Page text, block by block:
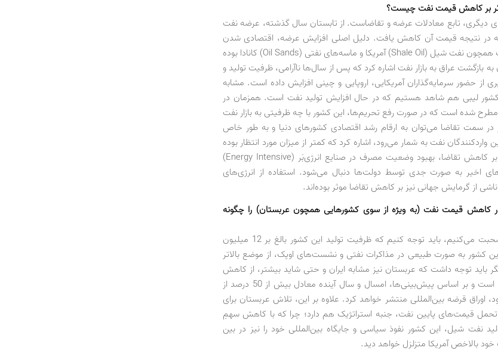
بر کاهش قیمت نفت چیست؟
دیگری، تابع معادلات عرضه و تقاضاست. از تابستان سال گذشته، عرضه نفت
در نتیجه قیمت آن کاهش یافت. دلیل اصلی افزایش عرضه، اقتصادی شدن
تولید از منابع غیرمتعارف همچون نفت شیل (Shale Oil) آمریکا و ماسه‌های نفتی (Oil Sands) کانادا بوده
بازگشت عراق به بازار نفت اشاره کرد که پس از سال‌ها ناآرامی، ظرفیت تولید و
از حضور سرمایه‌گذاران آمریکایی، اروپایی و چینی افزایش داده است. مشابه
کشور لیبی هم شاهد هستیم که در حال افزایش تولید نفت است. همزمان در
مطرح شده است که در صورت رفع تحریم‌ها، این کشور با چه ظرفیتی به بازار نفت
در سمت تقاضا می‌توان به ارقام رشد اقتصادی کشورهای دنیا و به طور خاص
واردکنندگان نفت به شمار می‌رود، اشاره کرد که کمتر از میزان مورد انتظار بوده
است. دیگر عامل موثر بر کاهش تقاضا، بهبود وضعیت مصرف در صنایع انرژی‌بَر (Energy Intensive)
اخیر به صورت جدی توسط دولت‌ها دنبال می‌شود. استفاده از انرژی‌های
از گرمایش جهانی نیز بر کاهش تقاضا موثر بوده‌اند.
قیمت نفت (به ویژه از سوی کشورهایی همچون عربستان) را چگونه
وقتی درباره عربستان صحبت می‌کنیم، باید توجه کنیم که ظرفیت تولید این کشور بالغ بر 12 میلیون
کشور به صورت طبیعی در مذاکرات نفتی و نشست‌های اوپک، از موضع بالاتر
باید توجه داشت که عربستان نیز مشابه ایران و حتی شاید بیشتر، از کاهش
قیمت نفت آسیب دیده است و بر اساس پیش‌بینی‌ها، امسال و سال آینده معادل بیش از 50 درصد از
اوراق قرضه بین‌المللی منتشر خواهد کرد. علاوه بر این، تلاش عربستان برای
قیمت‌های پایین نفت، جنبه استراتژیک هم دارد؛ چرا که با کاهش سهمِ
نفت شیل، این کشور نفوذ سیاسی و جایگاه بین‌المللی خود را نیز در بین
بالاخص آمریکا متزلزل خواهد دید.